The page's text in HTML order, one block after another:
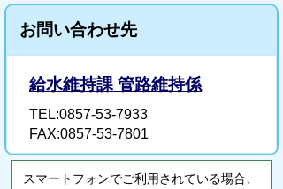
お問い合わせ先
給水維持課 管路維持係
TEL:0857-53-7933
FAX:0857-53-7801
スマートフォンでご利用されている場合、